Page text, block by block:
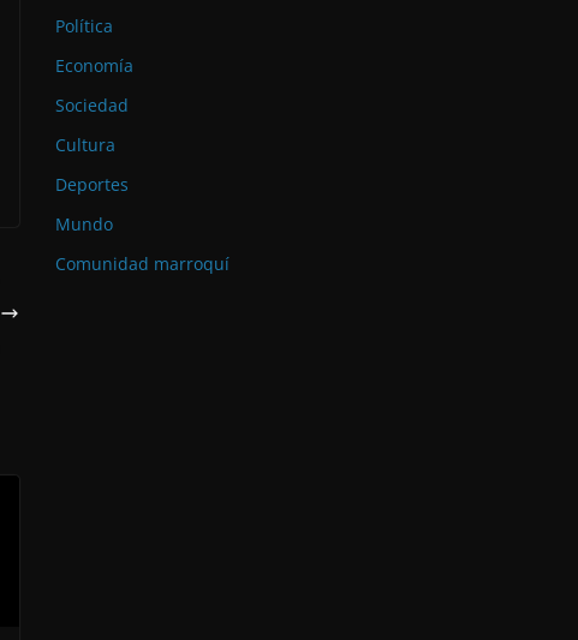
Política
Economía
Sociedad
Cultura
Deportes
Mundo
Comunidad marroquí